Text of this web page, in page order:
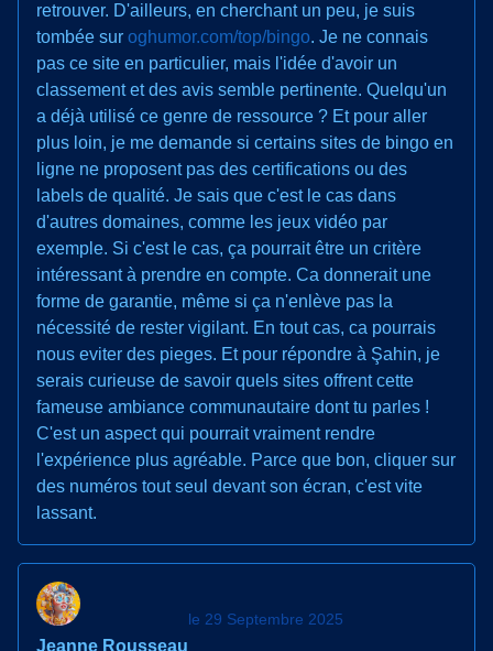
retrouver. D'ailleurs, en cherchant un peu, je suis
tombée sur oghumor.com/top/bingo. Je ne connais
pas ce site en particulier, mais l'idée d'avoir un
classement et des avis semble pertinente. Quelqu'un
a déjà utilisé ce genre de ressource ? Et pour aller
plus loin, je me demande si certains sites de bingo en
ligne ne proposent pas des certifications ou des
labels de qualité. Je sais que c'est le cas dans
d'autres domaines, comme les jeux vidéo par
exemple. Si c'est le cas, ça pourrait être un critère
intéressant à prendre en compte. Ca donnerait une
forme de garantie, même si ça n'enlève pas la
nécessité de rester vigilant. En tout cas, ca pourrais
nous eviter des pieges. Et pour répondre à Şahin, je
serais curieuse de savoir quels sites offrent cette
fameuse ambiance communautaire dont tu parles !
C'est un aspect qui pourrait vraiment rendre
l'expérience plus agréable. Parce que bon, cliquer sur
des numéros tout seul devant son écran, c'est vite
lassant.
Jeanne Rousseau
le 29 Septembre 2025